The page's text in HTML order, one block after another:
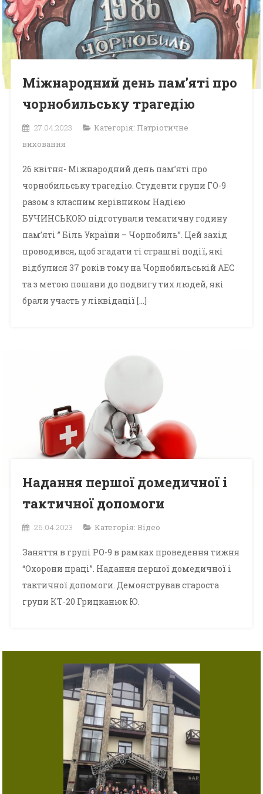
Міжнародний день пам’яті про
чорнобильську трагедію
27.04.2023 Категорія: Патріотичне
виховання
26 квітня- Міжнародний день пам’яті про
чорнобильську трагедію. Студенти групи ГО-9
разом з класним керівником Надією
БУЧИНСЬКОЮ підготували тематичну годину
пам’яті ” Біль України – Чорнобиль”. Цей захід
проводився, щоб згадати ті страшні події, які
відбулися 37 років тому на Чорнобильській АЕС
та з метою пошани до подвигу тих людей, які
брали участь у ліквідації […]
Надання першої домедичної і
тактичної допомоги
26.04.2023 Категорія: Відео
Заняття в групі РО-9 в рамках проведення тижня
“Охорони праці”. Надання першої домедичної і
тактичної допомоги. Демонстрував староста
групи КТ-20 Грицканюк Ю.